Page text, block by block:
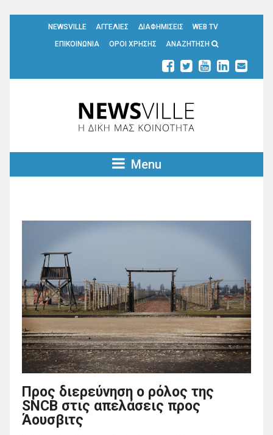
NEWSVILLE ΑΓΓΕΛΙΕΣ ΔΙΑΦΗΜΙΣΕΙΣ
WEB TV
ΕΠΙΚΟΙΝΩΝΙΑ
ΟΡΟΙ ΧΡΗΣΗΣ ΑΝΑΖΗΤΗΣΗ
Menu
Προς διερεύνηση ο ρόλος της
SNCB στις απελάσεις προς
Άουσβιτς